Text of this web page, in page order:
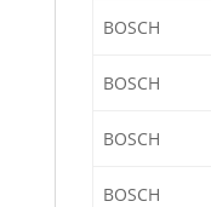
BOSCH
BOSCH
BOSCH
BOSCH